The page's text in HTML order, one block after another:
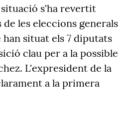
s'ha revertit
les eleccions generals
situat els 7 diputats
clau per a la possible
L'expresident de la
a la primera